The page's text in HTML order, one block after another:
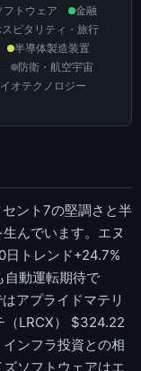
フトウェア
金融
スピタリティ・旅行
半導体製造装置
防衛・航空宇宙
オテクノロジー
ント7の堅調さと半
んでいます。エヌ
日トレンド+24.7%
動運転期待で
アプライドマテリ
（LRCX） $324.22
ンフラ投資との相
ソフトウェアはエ